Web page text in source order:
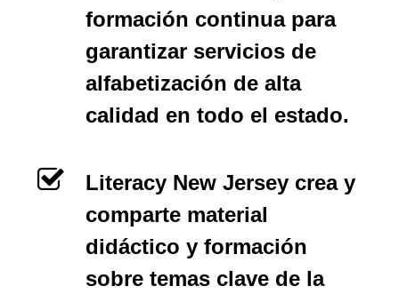
formación continua para
garantizar servicios de
alfabetización de alta
calidad en todo el estado.
Literacy New Jersey crea y
comparte material
didáctico y formación
sobre temas clave de la